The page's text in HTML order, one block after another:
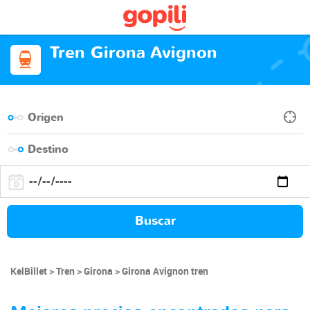
Tren Girona Avignon
Buscar
KelBillet Tren Girona Girona Avignon tren